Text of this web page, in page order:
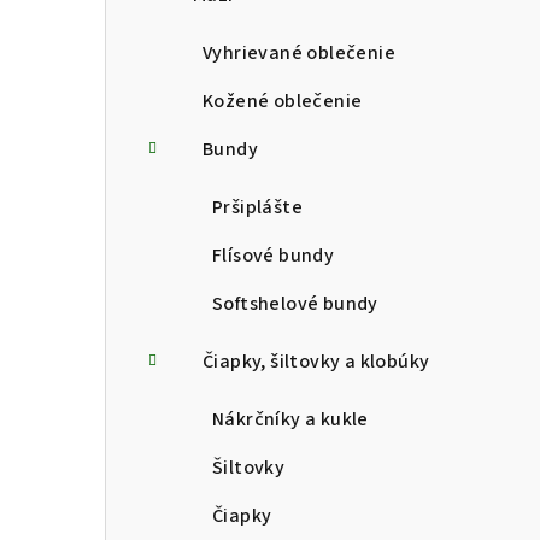
Vyhrievané oblečenie
Kožené oblečenie
Bundy
Pršiplášte
Flísové bundy
Softshelové bundy
Čiapky, šiltovky a klobúky
Nákrčníky a kukle
Šiltovky
Čiapky